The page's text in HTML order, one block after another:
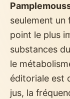
seulement un
point le plus
substances
le
éditoriale est
jus, la